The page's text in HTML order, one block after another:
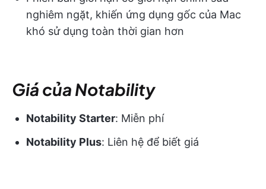
nghiêm ngặt, khiến ứng dụng gốc của Mac
khó sử dụng toàn thời gian hơn
Giá của Notability
Notability Starter: Miễn phí
Notability Plus: Liên hệ để biết giá